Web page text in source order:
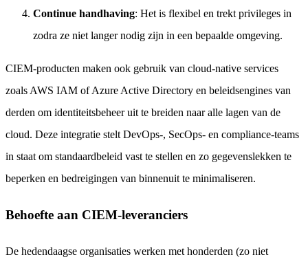
Continue handhaving: Het is flexibel en trekt privileges in
zodra ze niet langer nodig zijn in een bepaalde omgeving.
CIEM-producten maken ook gebruik van cloud-native services
zoals AWS IAM of Azure Active Directory en beleidsengines van
derden om identiteitsbeheer uit te breiden naar alle lagen van de
cloud. Deze integratie stelt DevOps-, SecOps- en compliance-teams
in staat om standaardbeleid vast te stellen en zo gegevenslekken te
beperken en bedreigingen van binnenuit te minimaliseren.
Behoefte aan CIEM-leveranciers
De hedendaagse organisaties werken met honderden (zo niet